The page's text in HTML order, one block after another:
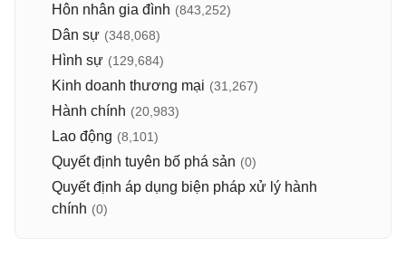
Hôn nhân gia đình (843,252)
Dân sự (348,068)
Hình sự (129,684)
Kinh doanh thương mại (31,267)
Hành chính (20,983)
Lao động (8,101)
Quyết định tuyên bố phá sản (0)
Quyết định áp dụng biện pháp xử lý hành
chính (0)